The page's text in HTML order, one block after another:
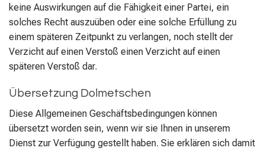
keine Auswirkungen auf die Fähigkeit einer Partei, ein
solches Recht auszuüben oder eine solche Erfüllung zu
einem späteren Zeitpunkt zu verlangen, noch stellt der
Verzicht auf einen Verstoß einen Verzicht auf einen
späteren Verstoß dar.
Übersetzung Dolmetschen
Diese Allgemeinen Geschäftsbedingungen können
übersetzt worden sein, wenn wir sie Ihnen in unserem
Dienst zur Verfügung gestellt haben. Sie erklären sich damit